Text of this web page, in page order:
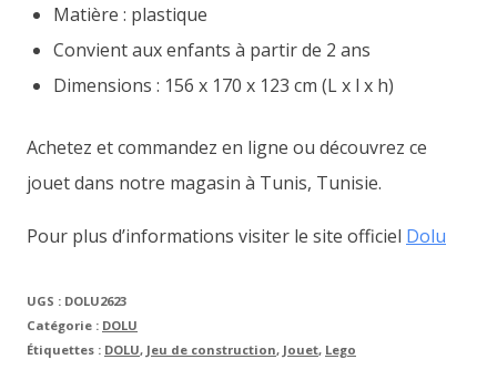
Matière : plastique
Convient aux enfants à partir de 2 ans
Dimensions : 156 x 170 x 123 cm (L x l x h)
Achetez et commandez en ligne ou découvrez ce
jouet dans notre magasin à Tunis, Tunisie.
Pour plus d’informations visiter le site officiel Dolu
UGS : DOLU2623
Catégorie : DOLU
Étiquettes : DOLU, Jeu de construction, Jouet, Lego